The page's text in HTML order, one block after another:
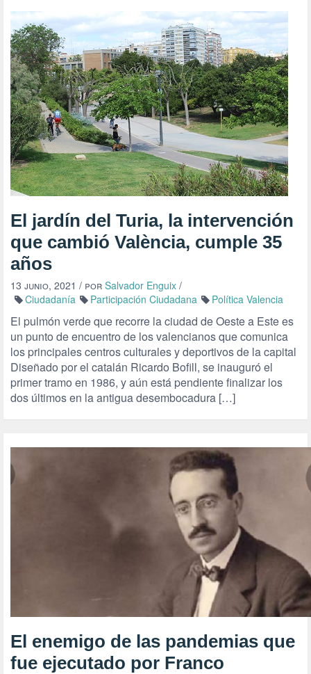
El jardín del Turia, la intervención
que cambió València, cumple 35
años
13 junio, 2021 / por Salvador Enguix /
Ciudadanía
Participación Ciudadana Política Valencia
El pulmón verde que recorre la ciudad de Oeste a Este es
un punto de encuentro de los valencianos que comunica
los principales centros culturales y deportivos de la capital
Diseñado por el catalán Ricardo Bofill, se inauguró el
primer tramo en 1986, y aún está pendiente finalizar los
dos últimos en la antigua desembocadura […]
El enemigo de las pandemias que
fue ejecutado por Franco